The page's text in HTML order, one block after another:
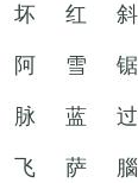
坏 红 斜
阿 雪 锯
脉 蓝 过
飞 萨 腦